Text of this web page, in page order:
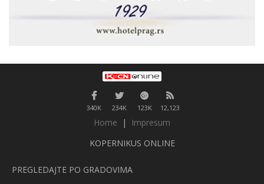
340K 234K 123K 12,123
Home |
Impresum
KOPERNIKUS ONLINE
PREGLEDAJTE PO GRADOVIMA